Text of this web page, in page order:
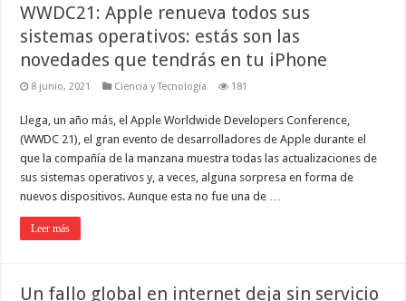
WWDC21: Apple renueva todos sus
sistemas operativos: estás son las
novedades que tendrás en tu iPhone
8 junio, 2021 Ciencia y Tecnología 181
Llega, un año más, el Apple Worldwide Developers Conference,
(WWDC 21), el gran evento de desarrolladores de Apple durante el
que la compañía de la manzana muestra todas las actualizaciones de
sus sistemas operativos y, a veces, alguna sorpresa en forma de
nuevos dispositivos. Aunque esta no fue una de …
Leer más
Un fallo global en internet deja sin servicio